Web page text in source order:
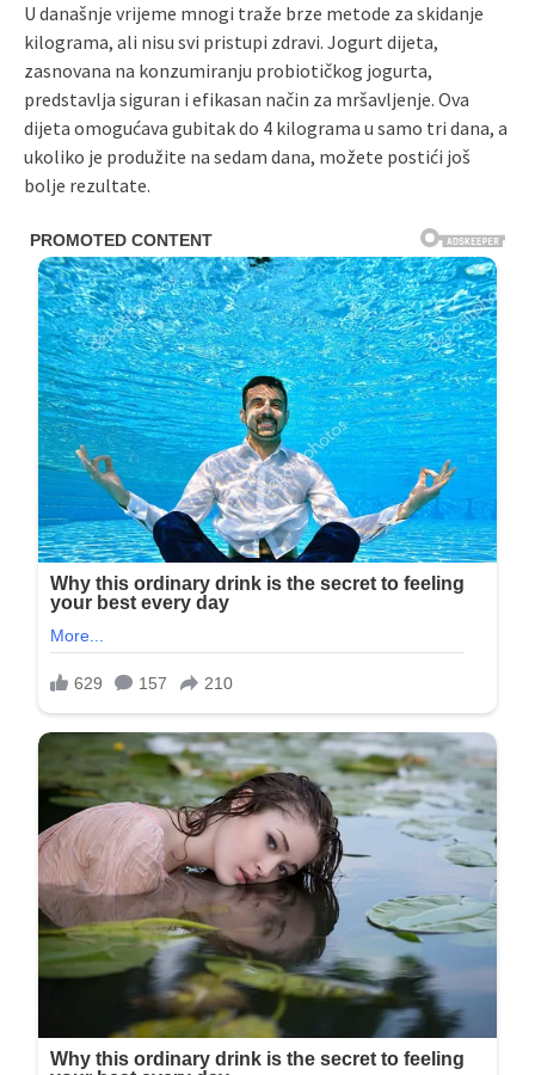
U današnje vrijeme mnogi traže brze metode za skidanje
kilograma, ali nisu svi pristupi zdravi. Jogurt dijeta,
zasnovana na konzumiranju probiotičkog jogurta,
predstavlja siguran i efikasan način za mršavljenje. Ova
dijeta omogućava gubitak do 4 kilograma u samo tri dana, a
ukoliko je produžite na sedam dana, možete postići još
bolje rezultate.